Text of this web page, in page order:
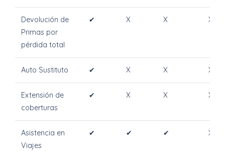
Devolución de
Primas por
pérdida total
✔ X X X
Auto Sustituto ✔ X X X
Extensión de
coberturas
✔ X X X
Asistencia en
Viajes
✔ ✔ ✔ X